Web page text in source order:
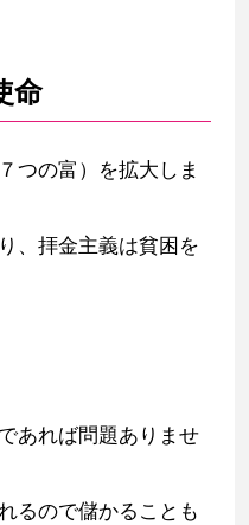
命
つの富）を拡大しま
、拝金主義は貧困を
あれば問題ありませ
るので儲かることも